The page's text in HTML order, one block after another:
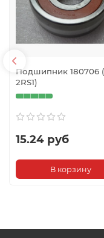
Подшипник 180706
2RS1)
15.24 руб
В корзину